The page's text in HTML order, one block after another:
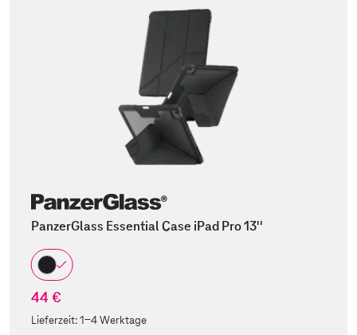
PanzerGlass Essential Case iPad Pro 13''
44 €
Lieferzeit:1-4 Werktage